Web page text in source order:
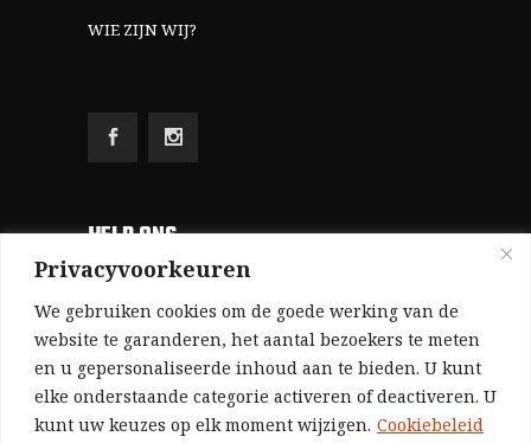
Privacyvoorkeuren
We gebruiken cookies om de goede werking van de
website te garanderen, het aantal bezoekers te meten
en u gepersonaliseerde inhoud aan te bieden. U kunt
elke onderstaande categorie activeren of deactiveren. U
kunt uw keuzes op elk moment wijzigen. Cookiebeleid
WIE ZIJN WIJ?
HELP ONS
Aangezien we volledig zelf gefinancierd zijn
(zonder subsidies, zonder commerciële
advertenties en zonder rijke sponsors), zijn we
voor de publicatie van ons tijdschrift uitsluitend
afhankelijk van de financiële steun van onze